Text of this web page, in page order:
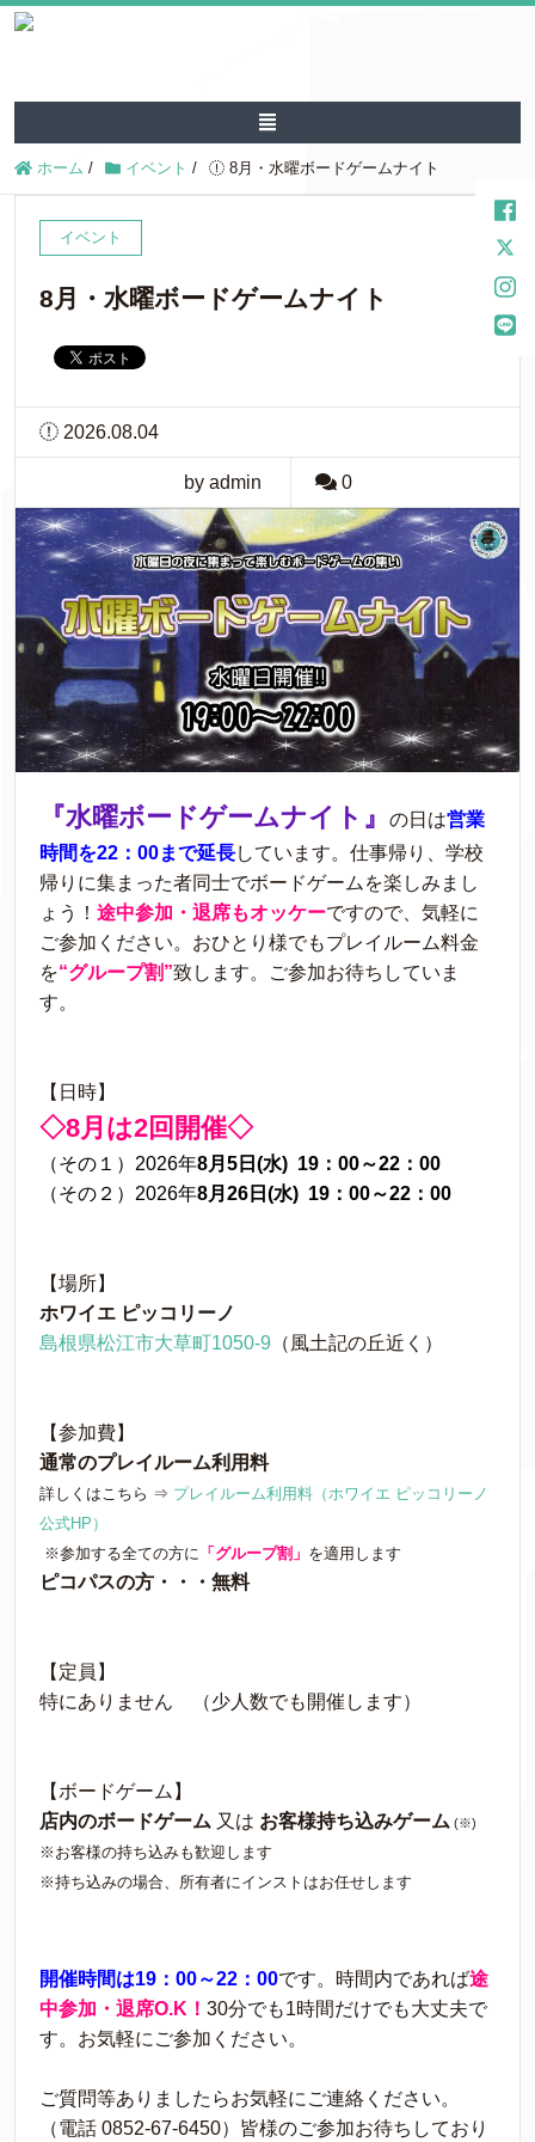
ホーム / イベント / 8月・水曜ボードゲームナイト
イベント
8月・水曜ボードゲームナイト
2026.08.04
by admin 0
『水曜ボードゲームナイト』 の日は営業
時間を22：00まで延長しています。仕事帰り、学校
帰りに集まった者同士でボードゲームを楽しみまし
ょう！ 途中参加・退席もオッケーですので、気軽に
ご参加ください。おひとり様でもプレイルーム料金
を“グループ割”致します。ご参加お待ちしていま
す。
【日時】
◇8月は2回開催◇
（その１）2026年8月5日(水) 19：00～22：00
（その２）2026年8月26日(水) 19：00～22：00
【場所】
ホワイエ ピッコリーノ
島根県松江市大草町1050-9 （風土記の丘近く）
【参加費】
通常のプレイルーム利用料
詳しくはこちら ⇒ プレイルーム利用料（ホワイエ ピッコリーノ
公式HP）
※参加する全ての方に 「グループ割」 を適用します
ピコパスの方・・・無料
【定員】
特にありません （少人数でも開催します）
【ボードゲーム】
店内のボードゲーム 又は お客様持ち込みゲーム (※)
※お客様の持ち込みも歓迎します
※持ち込みの場合、所有者にインストはお任せします
開催時間は19：00～22：00です。時間内であれば途
中参加・退席O.K！ 30分でも1時間だけでも大丈夫で
す。お気軽にご参加ください。
ご質問等ありましたらお気軽にご連絡ください。
（電話 0852-67-6450）皆様のご参加お待ちしており